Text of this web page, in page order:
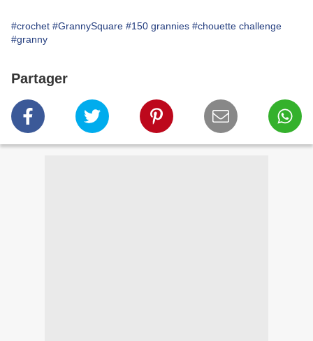
#crochet #GrannySquare #150 grannies #chouette challenge
#granny
Partager